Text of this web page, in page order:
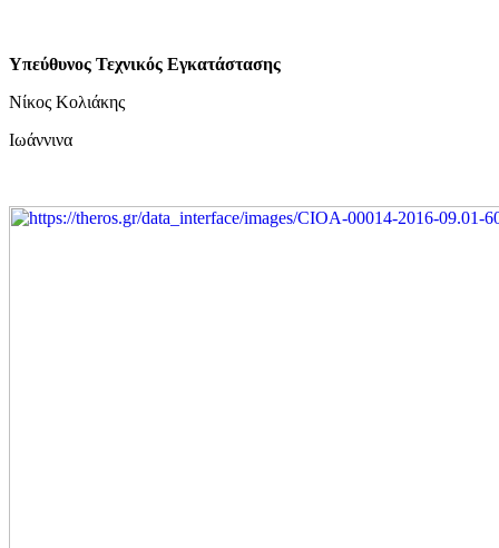
Υπεύθυνος Τεχνικός Εγκατάστασης
Νίκος Κολιάκης
Ιωάννινα